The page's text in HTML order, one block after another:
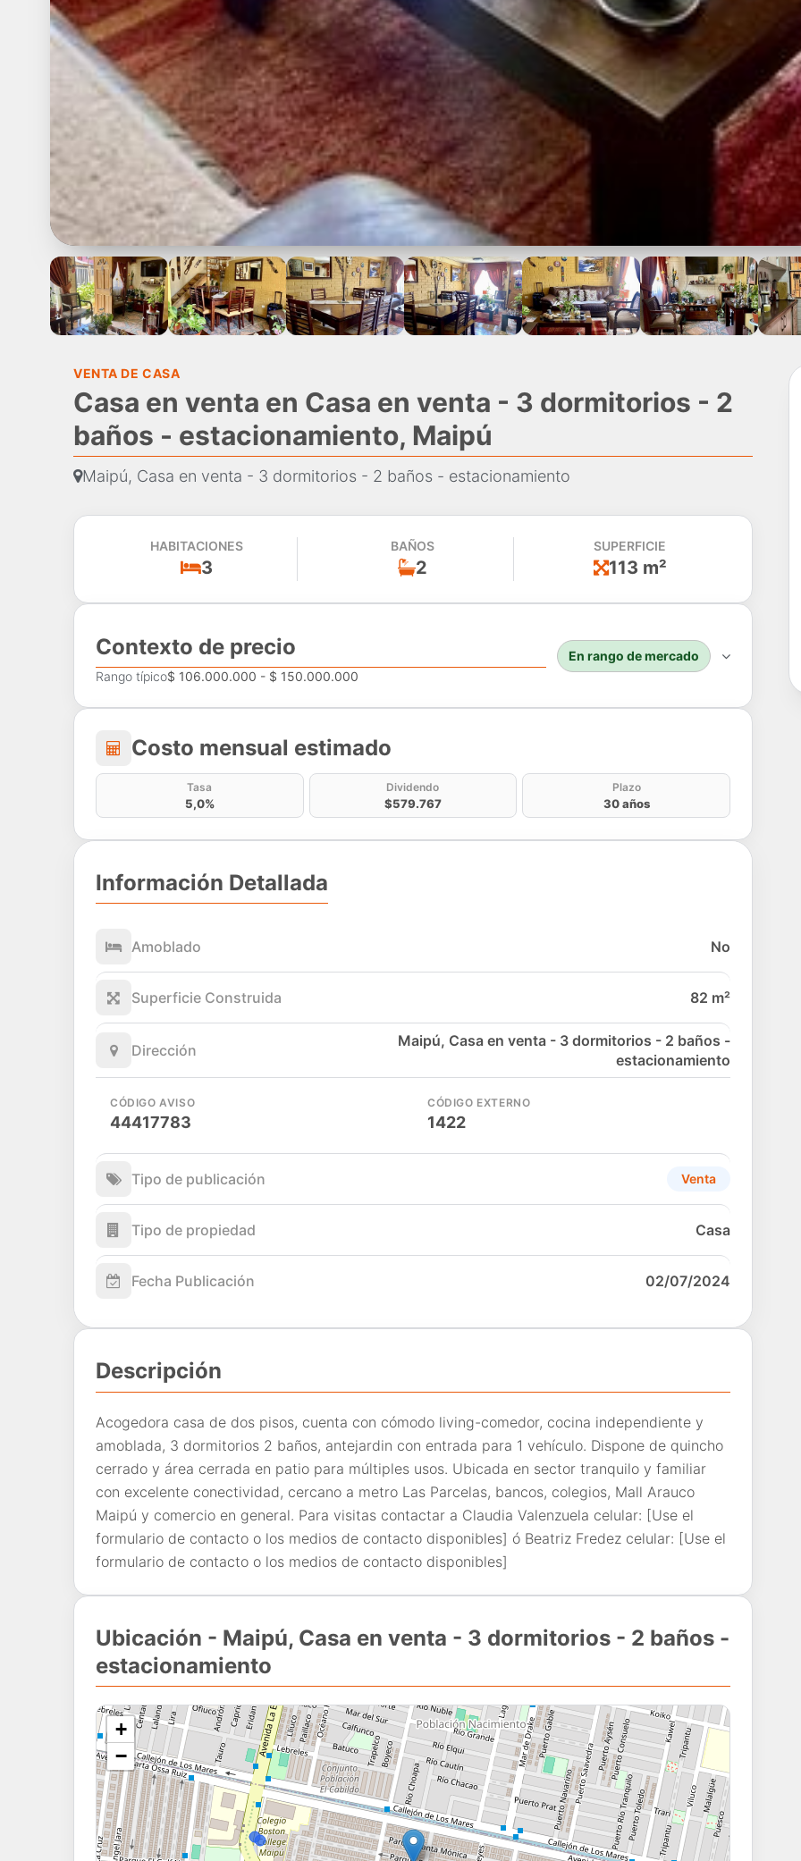
VENTA DE CASA
Casa en venta en Casa en venta - 3 dormitorios - 2
baños - estacionamiento, Maipú
Maipú, Casa en venta - 3 dormitorios - 2 baños - estacionamiento
HABITACIONES
3
BAÑOS
2
SUPERFICIE
113 m²
Contexto de precio
Rango típico$ 106.000.000 - $ 150.000.000
En rango de mercado
Costo mensual estimado
Costo mensual estimado
Tasa
5,0%
Dividendo
$579.767
Plazo
30 años
Información Detallada
Amoblado No
Superficie Construida 82 m²
Dirección
Maipú, Casa en venta - 3 dormitorios - 2 baños -
estacionamiento
CÓDIGO AVISO
44417783
CÓDIGO EXTERNO
1422
Tipo de publicación Venta
Tipo de propiedad Casa
Fecha Publicación 02/07/2024
Descripción
Acogedora casa de dos pisos, cuenta con cómodo living-comedor, cocina independiente y
amoblada, 3 dormitorios 2 baños, antejardin con entrada para 1 vehículo. Dispone de quincho
cerrado y área cerrada en patio para múltiples usos. Ubicada en sector tranquilo y familiar
con excelente conectividad, cercano a metro Las Parcelas, bancos, colegios, Mall Arauco
Maipú y comercio en general. Para visitas contactar a Claudia Valenzuela celular: [Use el
formulario de contacto o los medios de contacto disponibles] ó Beatriz Fredez celular: [Use el
formulario de contacto o los medios de contacto disponibles]
Ubicación - Maipú, Casa en venta - 3 dormitorios - 2 baños -
estacionamiento
+
−